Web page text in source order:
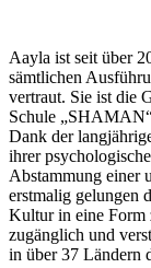
Aayla ist seit über
sämtlichen
vertraut. Sie ist die
Schule
Dank der
ihrer
Abstammung einer
erstmalig gelungen
Kultur in eine Form
zugänglich und
in über 37 Ländern